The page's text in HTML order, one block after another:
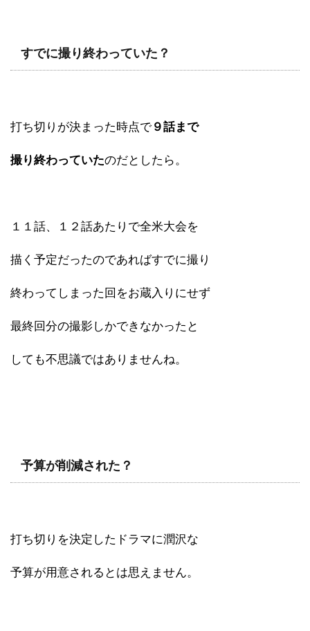
すでに撮り終わっていた？
打ち切りが決まった時点で９話まで
撮り終わっていたのだとしたら。
１１話、１２話あたりで全米大会を
描く予定だったのであればすでに撮り
終わってしまった回をお蔵入りにせず
最終回分の撮影しかできなかったと
しても不思議ではありませんね。
予算が削減された？
打ち切りを決定したドラマに潤沢な
予算が用意されるとは思えません。